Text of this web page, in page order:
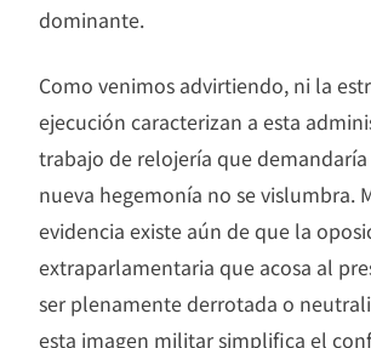
dominante.
Como venimos advirtiendo, ni la
ejecución caracterizan a esta
trabajo de relojería que
nueva hegemonía no se vislumbra.
evidencia existe aún de que la
extraparlamentaria que acosa al
ser plenamente derrotada o
esta imagen militar simplifica el